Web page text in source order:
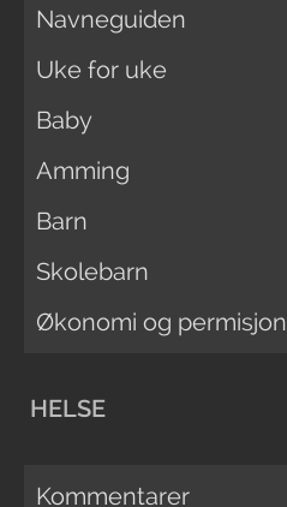
Navneguiden
Uke for uke
Baby
Amming
Barn
Skolebarn
Økonomi og permisjon
HELSE
Kommentarer